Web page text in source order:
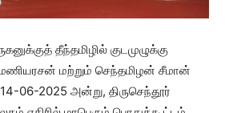
தீந்தமிழில் குடமுழுக்கு
மற்றும் செந்தமிழன் சீமான்
06-2025 அன்று, திருசெந்தூர்